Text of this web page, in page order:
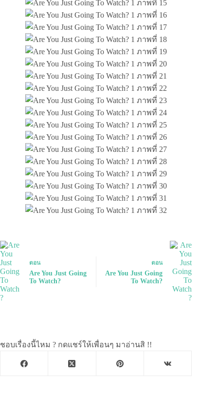
ตอน
Are You Just Going
To Watch?
ตอน
Are You Just Going
To Watch?
ชอบเรื่องนี้ไหม ? กดแชร์ให้เพื่อนๆ มาอ่านสิ !!